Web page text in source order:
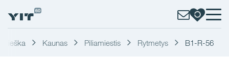
Paieška Kaunas Piliamiestis Rytmetys B1-R-56